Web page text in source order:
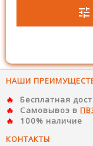
НАШИ
Бесплатная
Самовывоз в
100% наличие
КОНТАКТЫ